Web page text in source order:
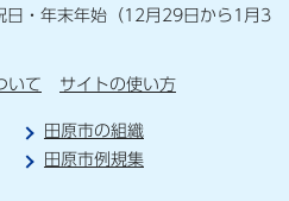
日・年末年始（12月29日から1月3
いて サイトの使い方
田原市の組織
田原市例規集